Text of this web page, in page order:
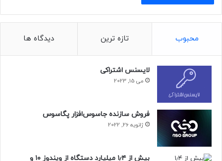
محبوب تازه ترین دیدگاه ها
لایسنس اشتراکی
می 15, 2023
فروش سازنده جاسوس‌افزار پگاسوس
ژانویه 26, 2022
بیش از ۱٫۴ میلیارد دستگاه از ویندوز ۱۰ و